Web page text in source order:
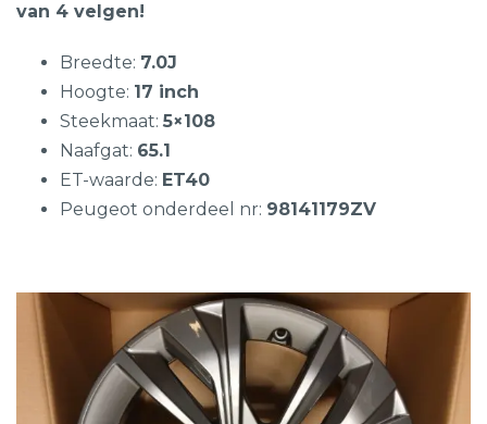
van 4 velgen!
Breedte: 7.0J
Hoogte: 17 inch
Steekmaat: 5×108
Naafgat: 65.1
ET-waarde: ET40
Peugeot onderdeel nr: 98141179ZV